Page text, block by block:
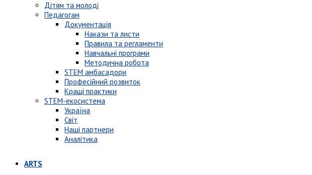
Дітям та молоді
Педагогам
Документація
Накази та листи
Правила та регламенти
Навчальні програми
Методична робота
STEM амбасадори
Професійний розвиток
Кращі практики
STEM-екосистема
Україна
Світ
Наші партнери
Аналітика
ARTS